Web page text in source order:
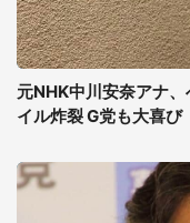
元NHK中川安奈アナ
イル炸裂 G党も大喜び